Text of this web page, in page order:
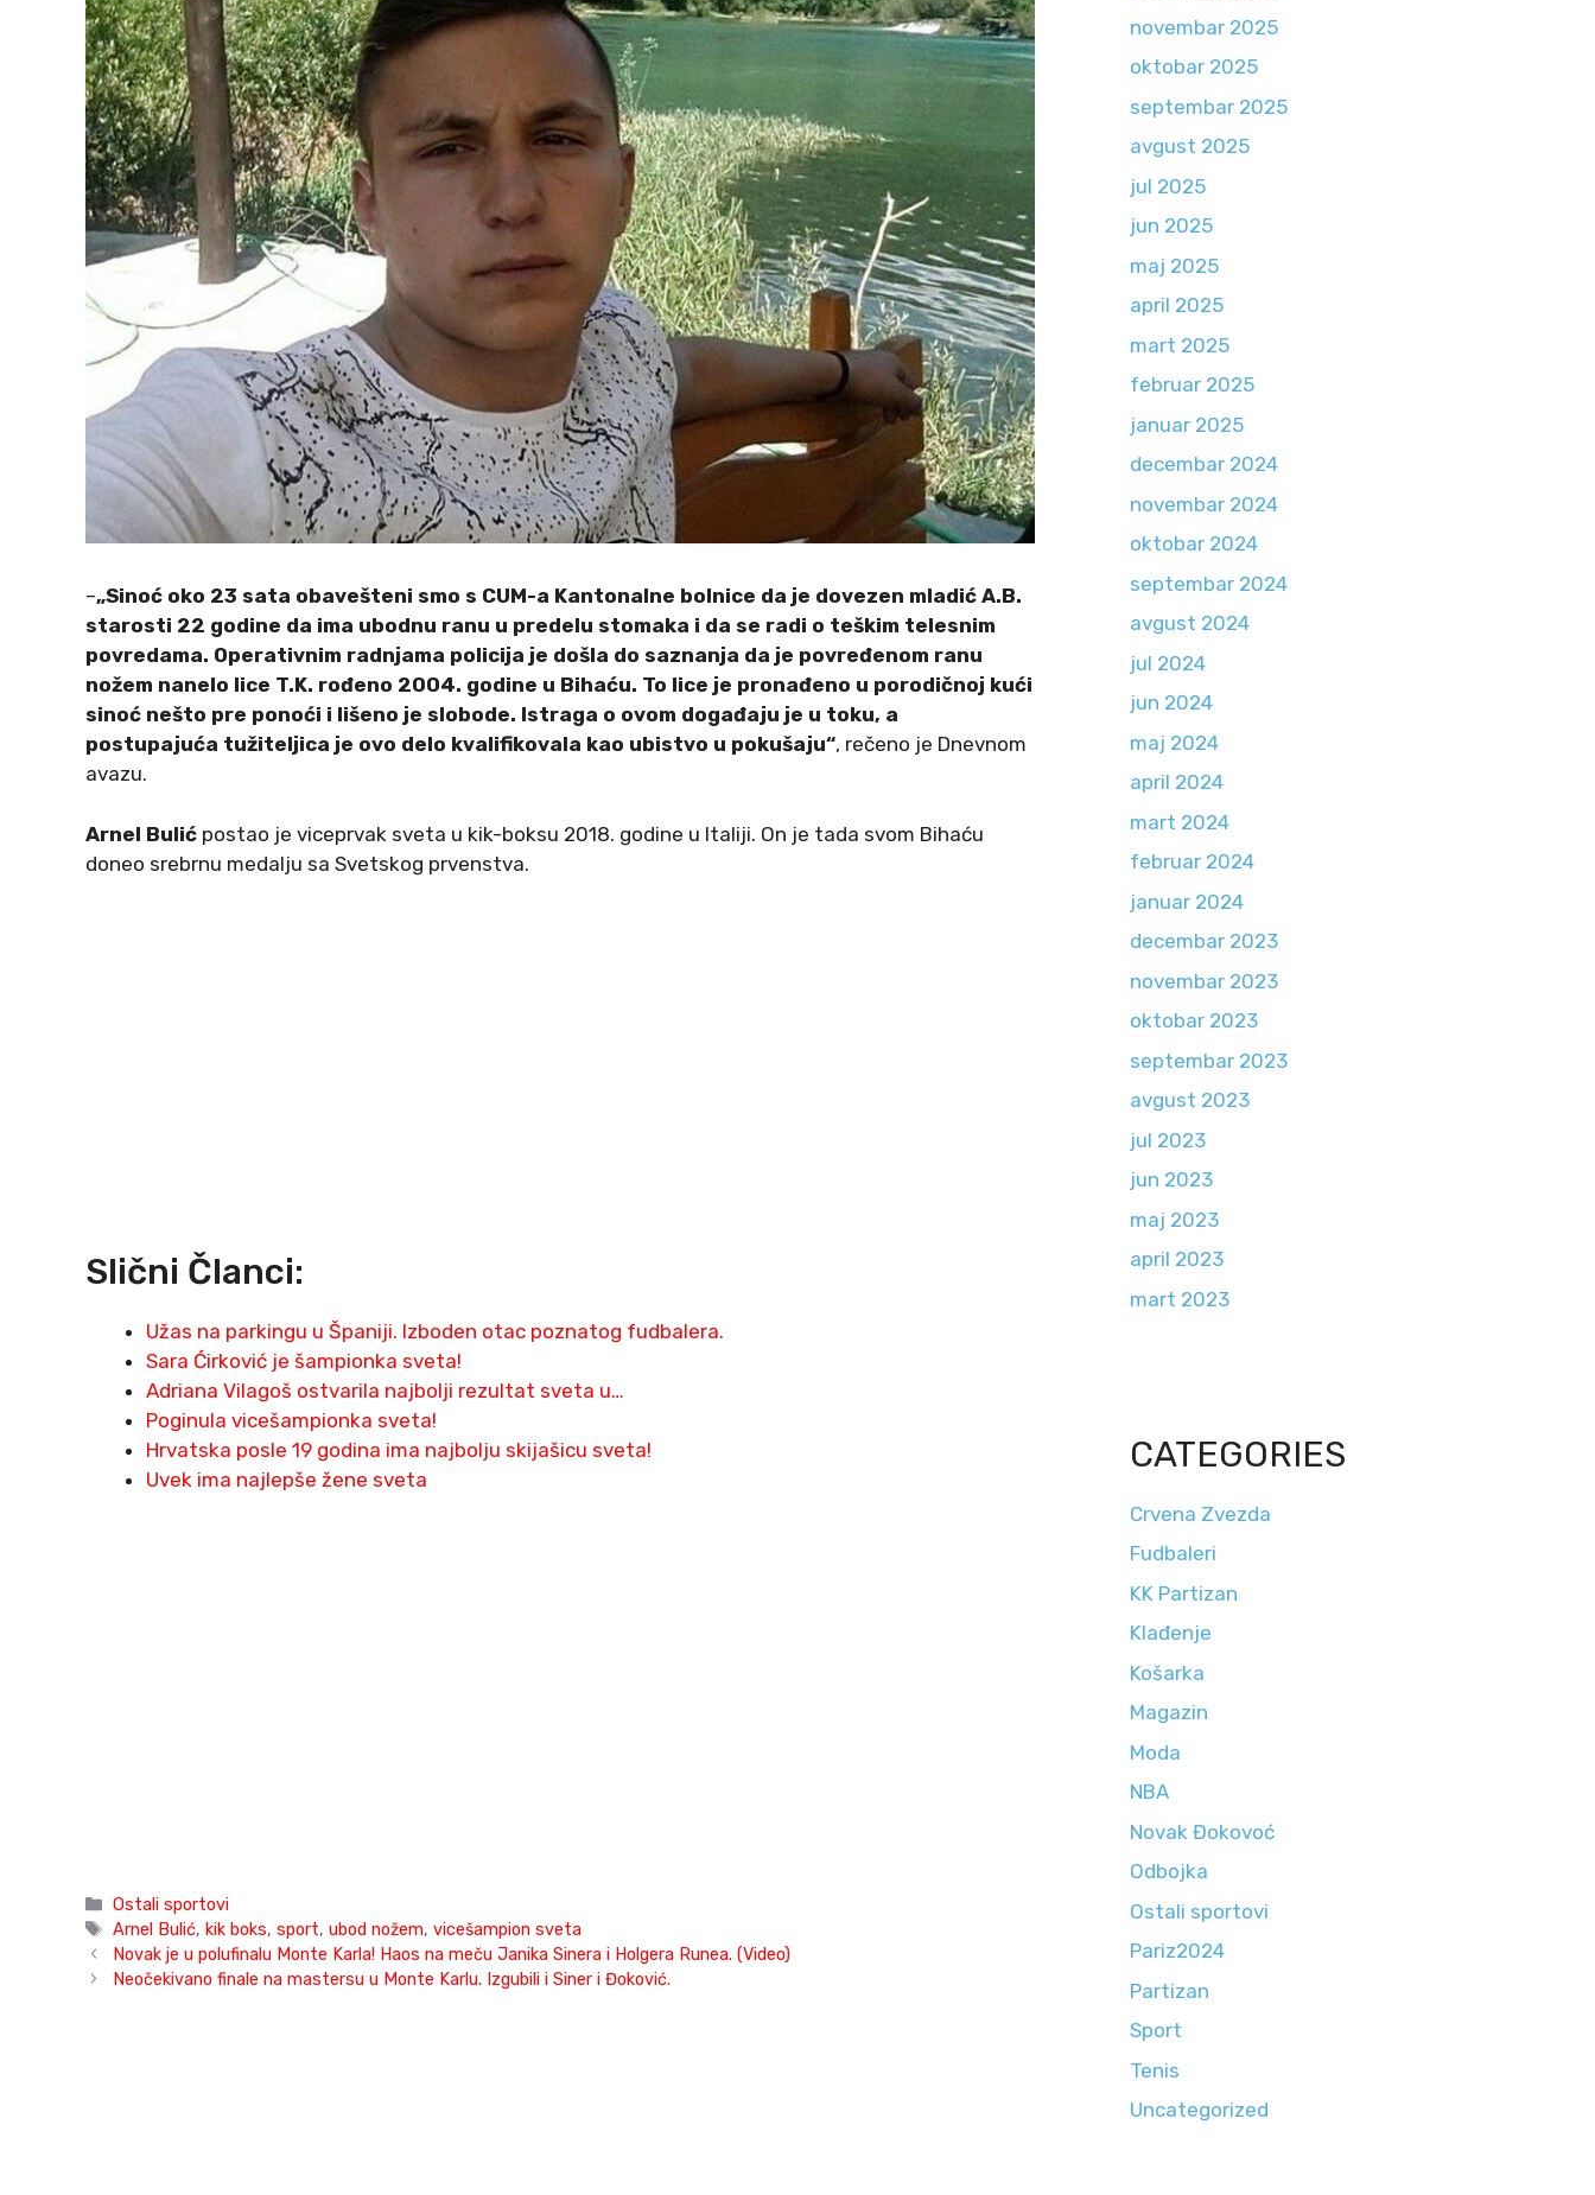
–„Sinoć oko 23 sata obavešteni smo s CUM-a Kantonalne bolnice da je dovezen mladić A.B.
starosti 22 godine da ima ubodnu ranu u predelu stomaka i da se radi o teškim telesnim
povredama. Operativnim radnjama policija je došla do saznanja da je povređenom ranu
nožem nanelo lice T.K. rođeno 2004. godine u Bihaću. To lice je pronađeno u porodičnoj kući
sinoć nešto pre ponoći i lišeno je slobode. Istraga o ovom događaju je u toku, a
postupajuća tužiteljica je ovo delo kvalifikovala kao ubistvo u pokušaju“, rečeno je Dnevnom
avazu.
Arnel Bulić postao je viceprvak sveta u kik-boksu 2018. godine u Italiji. On je tada svom Bihaću
doneo srebrnu medalju sa Svetskog prvenstva.
Slični Članci:
Užas na parkingu u Španiji. Izboden otac poznatog fudbalera.
Sara Ćirković je šampionka sveta!
Adriana Vilagoš ostvarila najbolji rezultat sveta u…
Poginula vicešampionka sveta!
Hrvatska posle 19 godina ima najbolju skijašicu sveta!
Uvek ima najlepše žene sveta
Categories
Ostali sportovi
Tags
Arnel Bulić,kik boks,sport,ubod nožem,vicešampion sveta
Novak je u polufinalu Monte Karla! Haos na meču Janika Sinera i Holgera Runea. (Video)
Neočekivano finale na mastersu u Monte Karlu. Izgubili i Siner i Đoković.
novembar 2025
oktobar 2025
septembar 2025
avgust 2025
jul 2025
jun 2025
maj 2025
april 2025
mart 2025
februar 2025
januar 2025
decembar 2024
novembar 2024
oktobar 2024
septembar 2024
avgust 2024
jul 2024
jun 2024
maj 2024
april 2024
mart 2024
februar 2024
januar 2024
decembar 2023
novembar 2023
oktobar 2023
septembar 2023
avgust 2023
jul 2023
jun 2023
maj 2023
april 2023
mart 2023
CATEGORIES
Crvena Zvezda
Fudbaleri
KK Partizan
Klađenje
Košarka
Magazin
Moda
NBA
Novak Đokovoć
Odbojka
Ostali sportovi
Pariz2024
Partizan
Sport
Tenis
Uncategorized